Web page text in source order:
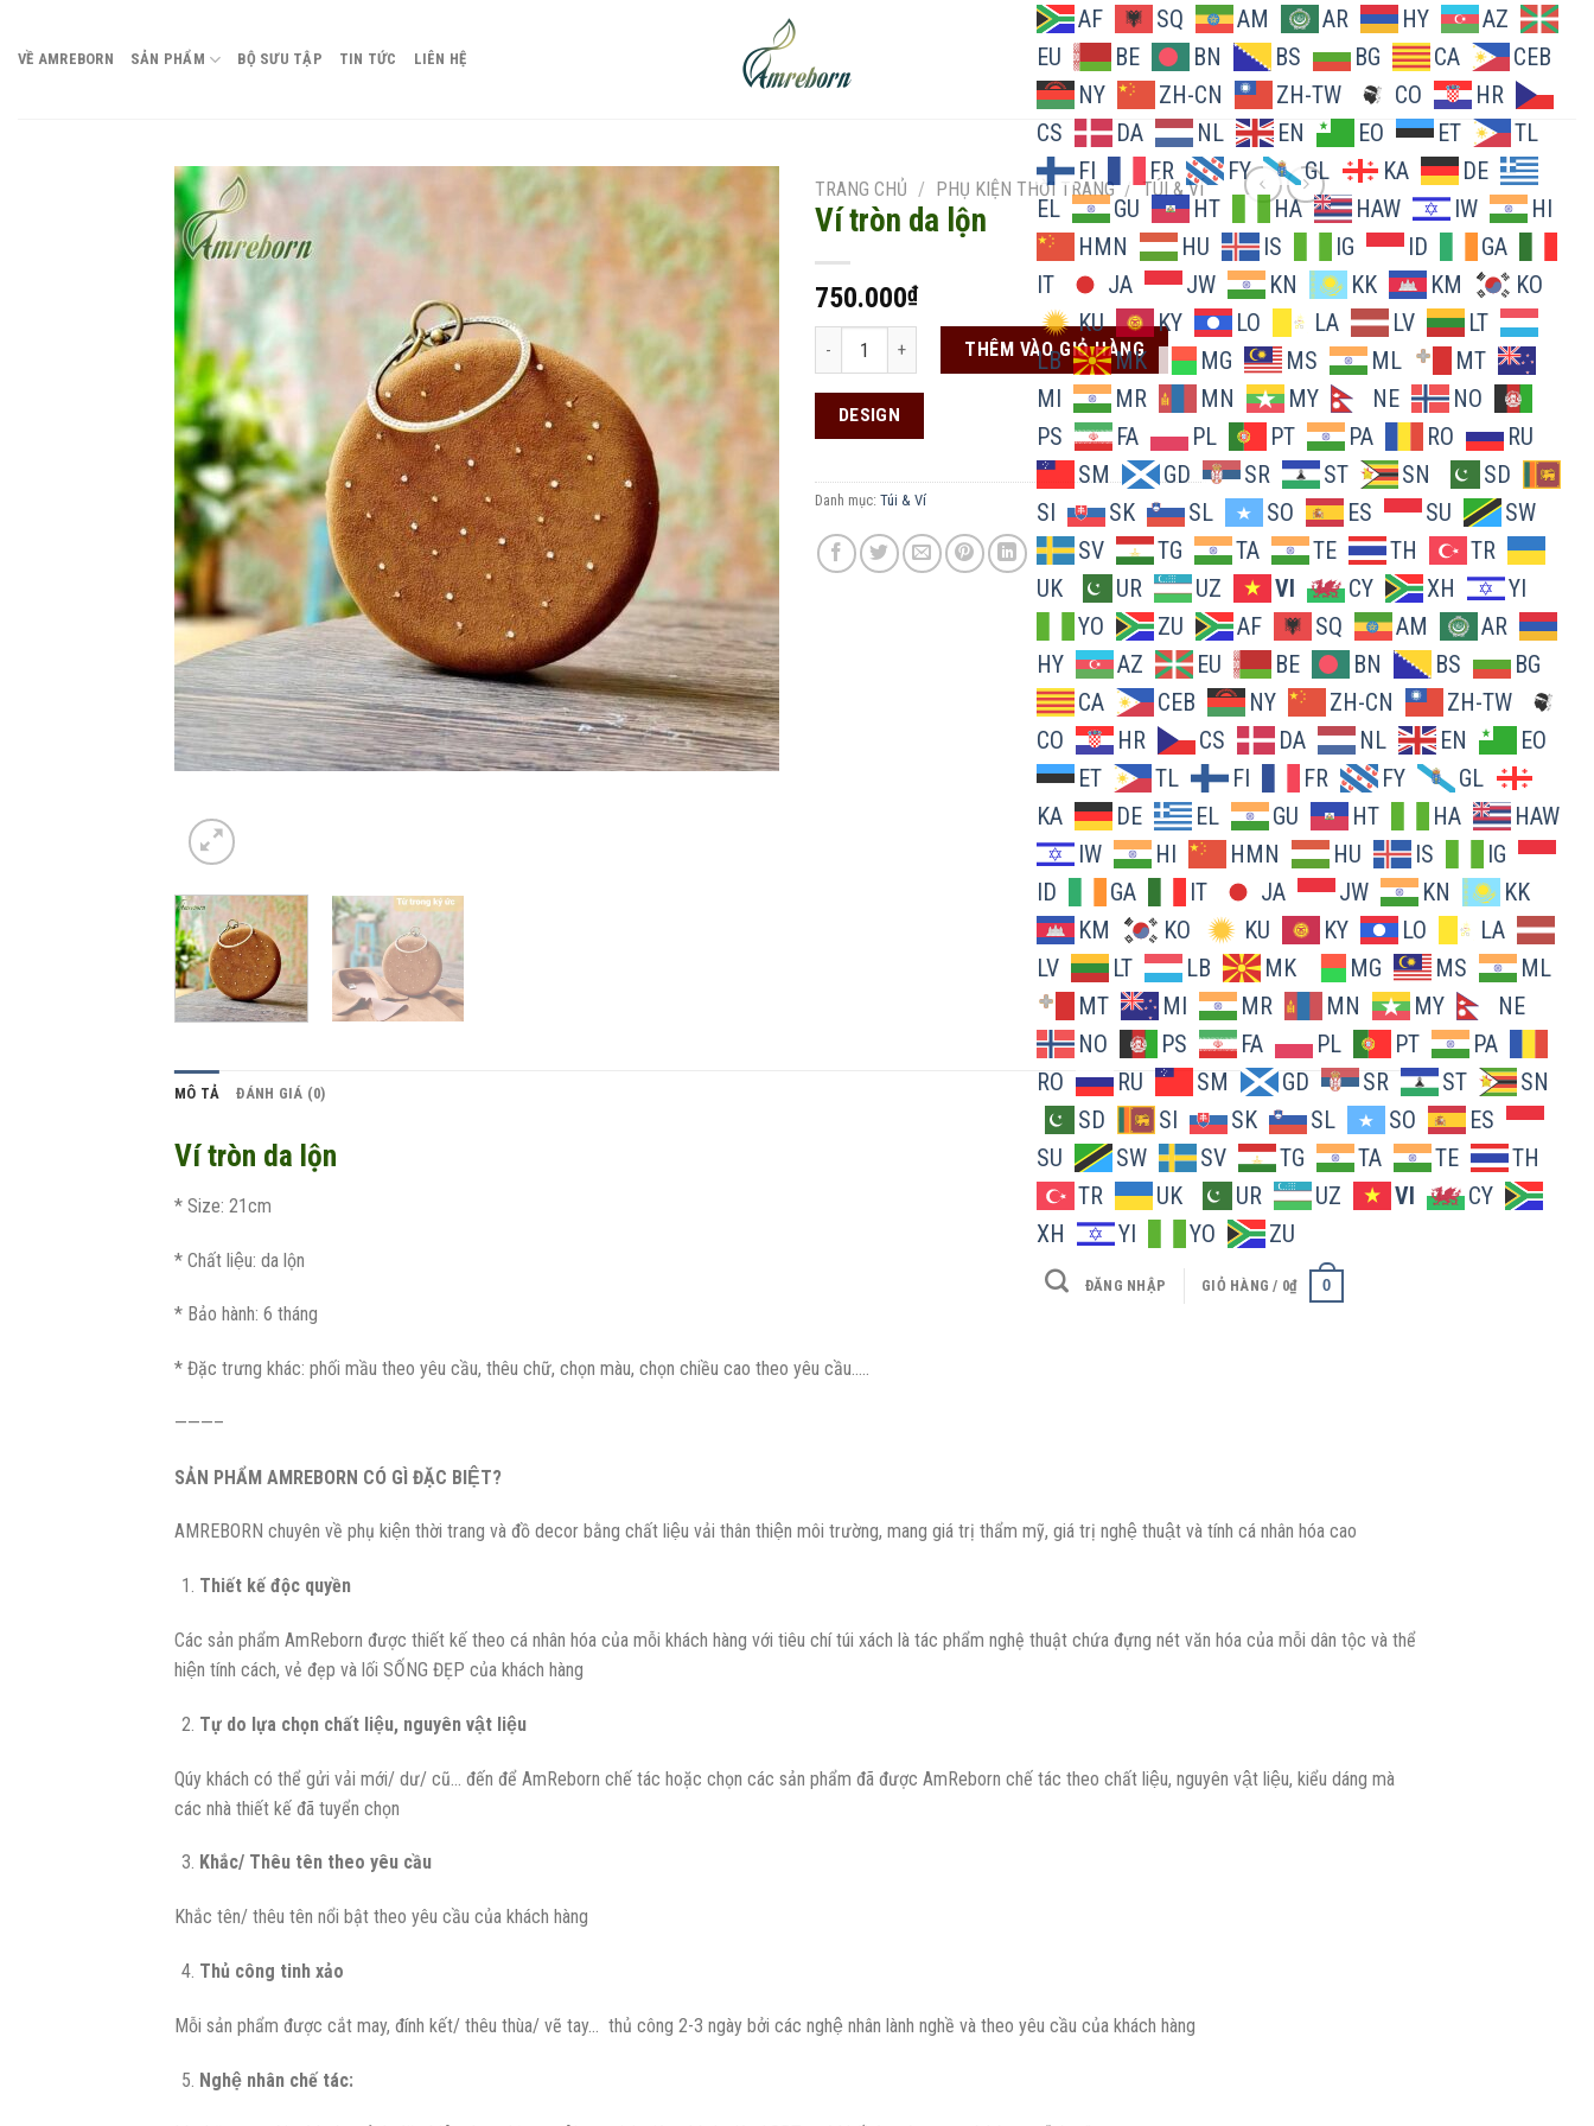
VỀ AMREBORN SẢN PHẨM BỘ SƯU TẬP TIN TỨC LIÊN HỆ
AF SQ AM AR HY
AZ
EU
BE BN BS BG CA
CEB
NY
ZH-CN ZH-TW CO
HR
CS
DA NL EN EO ET
TL
FI
FR FY GL KA
DE
EL
GU HT HA HAW IW
HI
HMN
HU IS IG ID
GA
IT
JA JW KN KK KM
KO
KU
KY LO LA LV
LT
LB
MK MG MS ML
MT
MI
MR MN MY NE
NO
PS
FA PL PT PA RO
RU
SM
GD SR ST SN
SD
SI
SK SL SO ES SU
SW
SV
TG TA TE TH
TR
UK
UR UZ VI CY XH
YI
YO
ZU AF SQ AM
AR
HY
AZ EU BE BN BS
BG
CA
CEB NY ZH-CN
ZH-TW
CO
HR CS DA NL EN
EO
ET
TL FI FR FY
GL
KA
DE EL GU HT HA
HAW
IW
HI HMN HU IS
IG
ID
GA IT JA JW KN
KK
KM
KO KU KY LO
LA
LV
LT LB MK MG MS
ML
MT
MI MR MN MY
NE
NO
PS FA PL PT
PA
RO
RU SM GD SR ST
SN
SD
SI SK SL SO
ES
SU
SW SV TG TA TE
TH
TR
UK UR UZ VI
CY
XH
YI YO ZU
ĐĂNG NHẬP GIỎ HÀNG / 0₫ 0
Add to
TRANG CHỦ / PHỤ KIỆN THỜI TRANG / TÚI & VÍ
Ví tròn da lộn
750.000₫
Ví tròn da lộn số lượngTHÊM VÀO GIỎ HÀNG
DESIGN
Danh mục: Túi & Ví
MÔ TẢ ĐÁNH GIÁ (0)
Ví tròn da lộn
* Size: 21cm
* Chất liệu: da lộn
* Bảo hành: 6 tháng
* Đặc trưng khác: phối mầu theo yêu cầu, thêu chữ, chọn màu, chọn chiều cao theo yêu cầu…..
———–
SẢN PHẨM AMREBORN CÓ GÌ ĐẶC BIỆT?
AMREBORN chuyên về phụ kiện thời trang và đồ decor bằng chất liệu vải thân thiện môi trường, mang giá trị thẩm mỹ, giá trị nghệ thuật và tính cá nhân hóa cao
Thiết kế độc quyền
Các sản phẩm AmReborn được thiết kế theo cá nhân hóa của mỗi khách hàng với tiêu chí túi xách là tác phẩm nghệ thuật chứa đựng nét văn hóa của mỗi dân tộc và thể
hiện tính cách, vẻ đẹp và lối SỐNG ĐẸP của khách hàng
Tự do lựa chọn chất liệu, nguyên vật liệu
Qúy khách có thể gửi vải mới/ dư/ cũ… đến để AmReborn chế tác hoặc chọn các sản phẩm đã được AmReborn chế tác theo chất liệu, nguyên vật liệu, kiểu dáng mà
các nhà thiết kế đã tuyển chọn
Khắc/ Thêu tên theo yêu cầu
Khắc tên/ thêu tên nổi bật theo yêu cầu của khách hàng
Thủ công tinh xảo
Mỗi sản phẩm được cắt may, đính kết/ thêu thùa/ vẽ tay… thủ công 2-3 ngày bởi các nghệ nhân lành nghề và theo yêu cầu của khách hàng
Nghệ nhân chế tác: